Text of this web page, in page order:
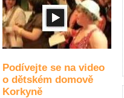
Podívejte se na video
o dětském domově
Korkyně